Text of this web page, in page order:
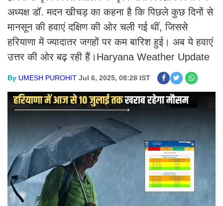
अध्यक्ष डॉ. मदन खीचड़ का कहना है कि पिछले कुछ दिनों से
मानसून की हवाएं दक्षिण की ओर चली गई थीं, जिससे
हरियाणा में ज्यादातर जगहों पर कम बारिश हुई। अब ये हवाएं
उत्तर की ओर बढ़ रही हैं।Haryana Weather Update
By UMESH PUROHIT Jul 6, 2025, 08:28 IST